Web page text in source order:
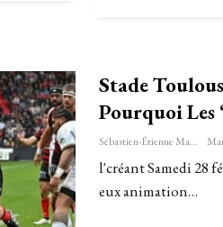
Stade
Pourquoi
Sébastien-Étienne Marechal
l'créant Samedi 28
eux animation…